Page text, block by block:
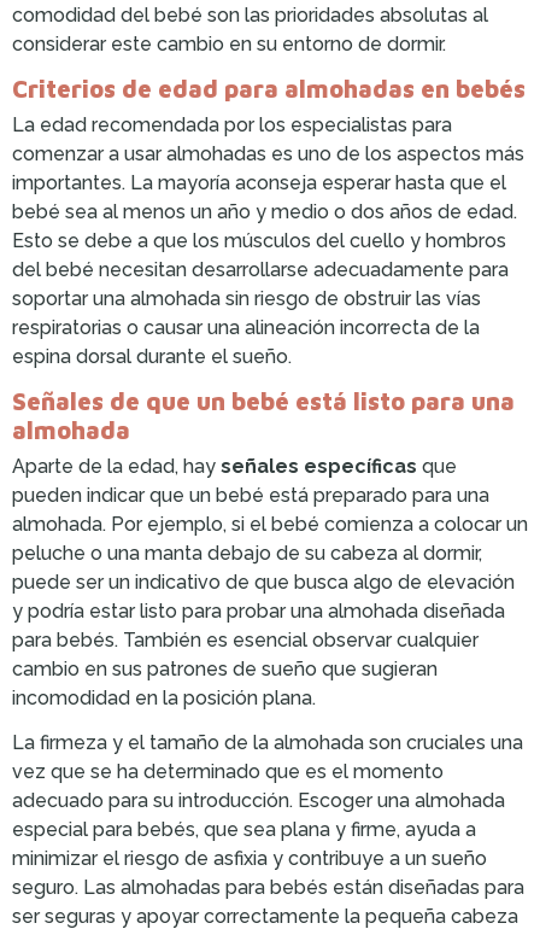
comodidad del bebé son las prioridades absolutas al
considerar este cambio en su entorno de dormir.
Criterios de edad para almohadas en bebés
La edad recomendada por los especialistas para
comenzar a usar almohadas es uno de los aspectos más
importantes. La mayoría aconseja esperar hasta que el
bebé sea al menos un año y medio o dos años de edad.
Esto se debe a que los músculos del cuello y hombros
del bebé necesitan desarrollarse adecuadamente para
soportar una almohada sin riesgo de obstruir las vías
respiratorias o causar una alineación incorrecta de la
espina dorsal durante el sueño.
Señales de que un bebé está listo para una
almohada
Aparte de la edad, hay señales específicas que
pueden indicar que un bebé está preparado para una
almohada. Por ejemplo, si el bebé comienza a colocar un
peluche o una manta debajo de su cabeza al dormir,
puede ser un indicativo de que busca algo de elevación
y podría estar listo para probar una almohada diseñada
para bebés. También es esencial observar cualquier
cambio en sus patrones de sueño que sugieran
incomodidad en la posición plana.
La firmeza y el tamaño de la almohada son cruciales una
vez que se ha determinado que es el momento
adecuado para su introducción. Escoger una almohada
especial para bebés, que sea plana y firme, ayuda a
minimizar el riesgo de asfixia y contribuye a un sueño
seguro. Las almohadas para bebés están diseñadas para
ser seguras y apoyar correctamente la pequeña cabeza